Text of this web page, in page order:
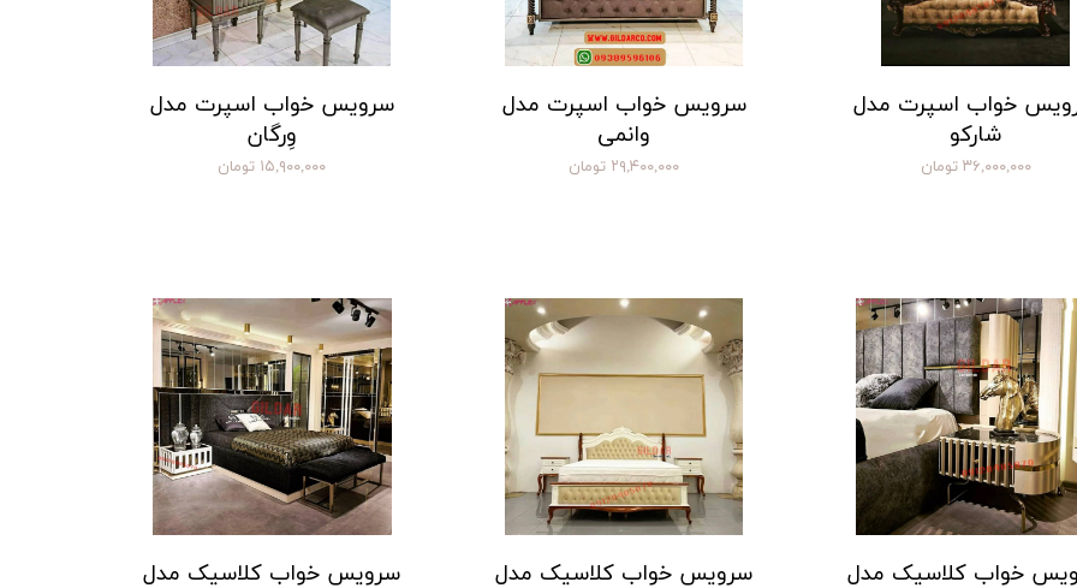
خواب اسپرت مدل
شارکو
۳۶,۰۰۰,۰۰۰ تومان
سرویس خواب اسپرت مدل
وانمی
۲۹,۴۰۰,۰۰۰ تومان
سرویس خواب اسپرت مدل
وِرگان
۱۵,۹۰۰,۰۰۰ تومان
خواب کلاسیک مدل
سرویس خواب کلاسیک مدل
سرویس خواب کلاسیک مدل